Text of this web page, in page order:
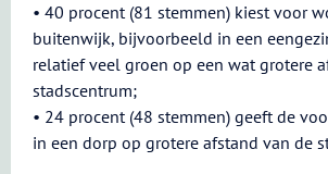
• 40 procent (81 stemmen) kiest voor
buitenwijk, bijvoorbeeld in een
relatief veel groen op een wat grotere
stadscentrum;
• 24 procent (48 stemmen) geeft de
in een dorp op grotere afstand van de